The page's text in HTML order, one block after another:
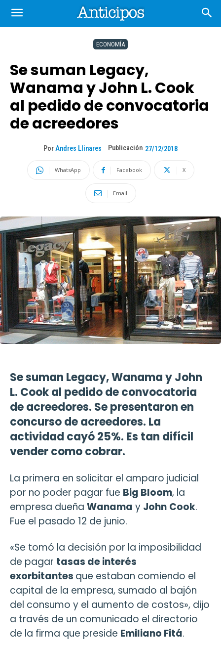
ECONOMÍA
Se suman Legacy,
Wanama y John L. Cook
al pedido de convocatoria
de acreedores
Por Andres Llinares Publicación 27/12/2018
WhatsApp Facebook X
Email
Se suman Legacy, Wanama y John
L. Cook al pedido de convocatoria
de acreedores. Se presentaron en
concurso de acreedores. La
actividad cayó 25%. Es tan difícil
vender como cobrar.
La primera en solicitar el amparo judicial
por no poder pagar fue Big Bloom, la
empresa dueña Wanama y John Cook.
Fue el pasado 12 de junio.
«Se tomó la decisión por la imposibilidad
de pagar tasas de interés
exorbitantes que estaban comiendo el
capital de la empresa, sumado al bajón
del consumo y el aumento de costos», dijo
a través de un comunicado el directorio
de la firma que preside Emiliano Fitá.